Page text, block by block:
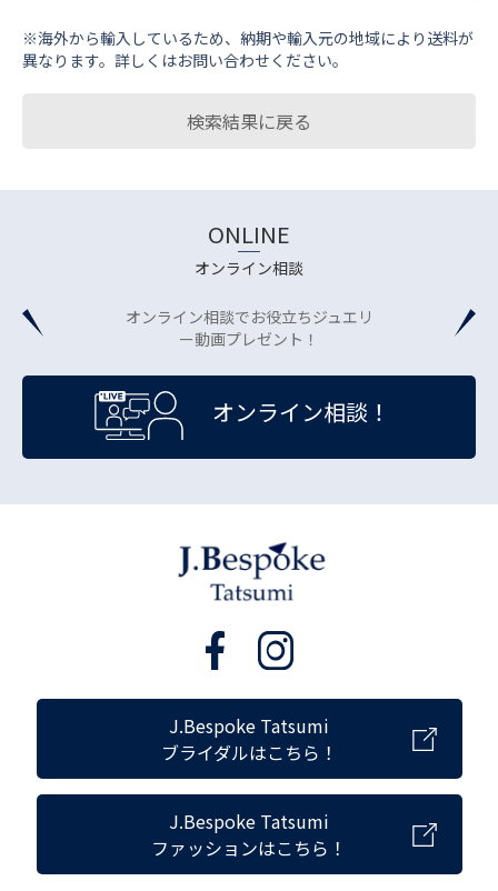
※海外から輸⼊しているため、納期や輸⼊元の地域により送料が
異なります。詳しくはお問い合わせください。
検索結果に戻る
ONLINE
オンライン相談
オンライン相談でお役立ちジュエリ
ー動画プレゼント！
オンライン相談！
J.Bespoke Tatsumi
ブライダルはこちら！
J.Bespoke Tatsumi
ファッションはこちら！